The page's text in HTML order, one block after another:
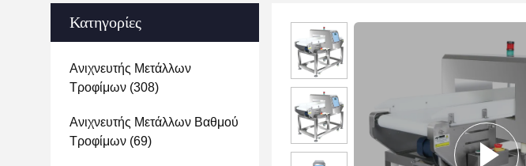
Κατηγορίες
Ανιχνευτής Μετάλλων
Τροφίμων (308)
Ανιχνευτής Μετάλλων Βαθμού
Τροφίμων (69)